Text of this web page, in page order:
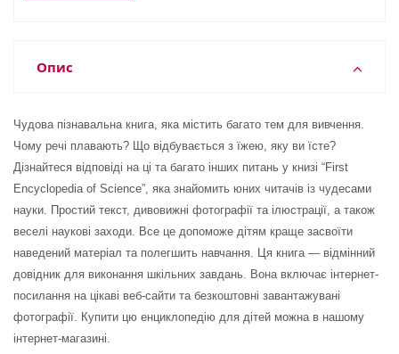
Опис
Чудова пізнавальна книга, яка містить багато тем для вивчення.
Чому речі плавають? Що відбувається з їжею, яку ви їсте?
Дізнайтеся відповіді на ці та багато інших питань у книзі “First
Encyclopedia of Science”, яка знайомить юних читачів із чудесами
науки. Простий текст, дивовижні фотографії та ілюстрації, а також
веселі наукові заходи. Все це допоможе дітям краще засвоїти
наведений матеріал та полегшить навчання. Ця книга — відмінний
довідник для виконання шкільних завдань. Вона включає інтернет-
посилання на цікаві веб-сайти та безкоштовні завантажувані
фотографії. Купити цю енциклопедію для дітей можна в нашому
інтернет-магазині.